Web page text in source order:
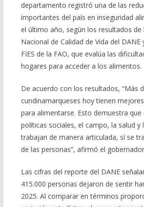
departamento registró una de las
importantes del país en inseguridad
el último año, según los resultados de
Nacional de Calidad de Vida del DANE
FIES de la FAO, que evalúa las
hogares para acceder a los alimentos.
De acuerdo con los resultados, “Más
cundinamarqueses hoy tienen
para alimentarse. Esto demuestra que
políticas sociales, el campo, la salud y
trabajan de manera articulada, sí se
de las personas”, afirmó el
Las cifras del reporte del DANE
415.000 personas dejaron de sentir
2025. Al comparar en términos